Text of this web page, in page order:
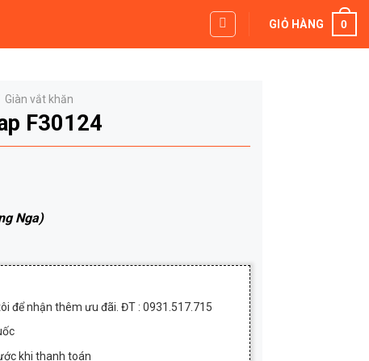
GIỎ HÀNG 0
Giàn vắt khăn
F30124
Nga)
để nhận thêm ưu đãi. ĐT : 0931.517.715
khi thanh toán